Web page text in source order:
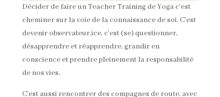
Décider de faire un Teacher Training de Yoga c’est
cheminer sur la voie de la connaissance de soi. C’est
devenir observateur.ice, c’est (se) questionner,
désapprendre et réapprendre, grandir en
conscience et prendre pleinement la responsabilité
de nos vies.
C’est aussi rencontrer des compagnes de route, avec